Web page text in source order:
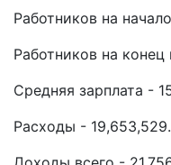
Работников на
Работников на
Средняя зарплата -
Расходы -